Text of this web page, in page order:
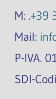
M: .+39
Mail:
P-IVA.
SDI-